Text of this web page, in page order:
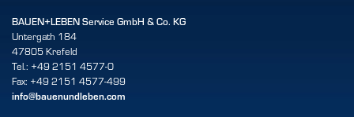
BAUEN+LEBEN Service GmbH & Co. KG
Untergath 184
47805 Krefeld
Tel.: +49 2151 4577-0
Fax: +49 2151 4577-499
info@bauenundleben.com